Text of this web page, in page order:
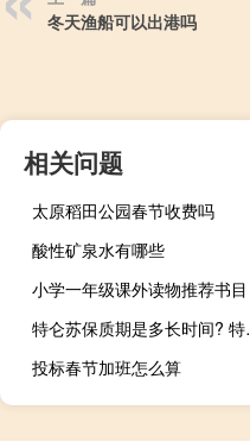
冬天渔船可以出港吗
相关问题
太原稻田公园春节收费吗
酸性矿泉水有哪些
小学一年级课外读物推荐书目
特仑苏
投标春节加班怎么算